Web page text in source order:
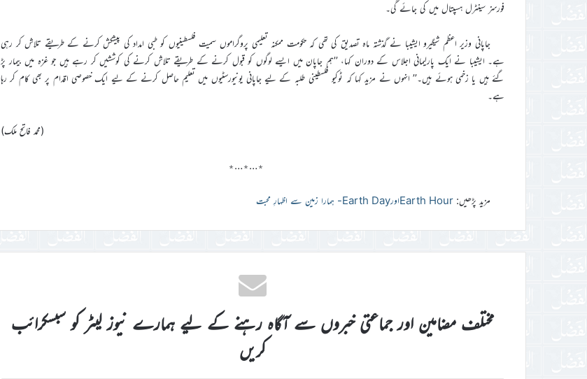
فورسز سینٹرل ہسپتال میں کی جائے گی۔
جاپانی وزیر اعظم شیگیرو ایشیبا نے گذشتہ ماہ تصدیق کی تھی کہ حکومت ممکنہ تعلیمی پروگراموں سمیت فلسطینیوں کو طبی امداد کی پیشکش کرنے کے طریقے تلاش کر رہی
ہے۔ ایشیبا نے ایک پارلیمانی اجلاس کے دوران کہا، ’’ہم جاپان میں ایسے لوگوں کو قبول کرنے کے طریقے تلاش کرنے کی کوششیں کر رہے ہیں جو غزہ میں بیمار پڑ
گئے ہیں یا زخمی ہوئے ہیں۔’’ انہوں نے مزید کہا کہ ٹوکیو فلسطینی طلبہ کے لیے جاپانی یونیورسٹیوں میں تعلیم حاصل کرنے کے لیے ایک خصوصی اقدام پر بھی کام کر رہا
ہے۔
(محمد فاتح ملک)
٭…٭…٭
مزید پڑھیں: Earth HourاورEarth Day- ہمارا زمین سے اظہارِ محبت
مختلف مضامین اور جماعتی خبروں سے آگاہ رہنے کے لیے ہمارے نیوز لیٹر کو سبسکرائب
کریں